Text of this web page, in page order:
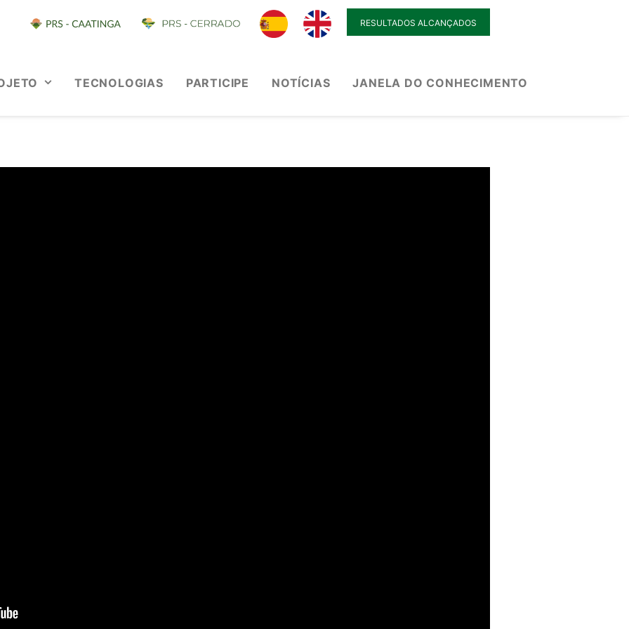
RESULTADOS ALCANÇADOS
TECNOLOGIAS PARTICIPE NOTÍCIAS JANELA DO CONHECIMENTO